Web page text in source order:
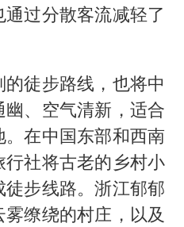
过分散客流减轻了
的徒步路线，也将中
、空气清新，适合
在中国东部和西南
社将古老的乡村小
步线路。浙江郁郁
缭绕的村庄，以及